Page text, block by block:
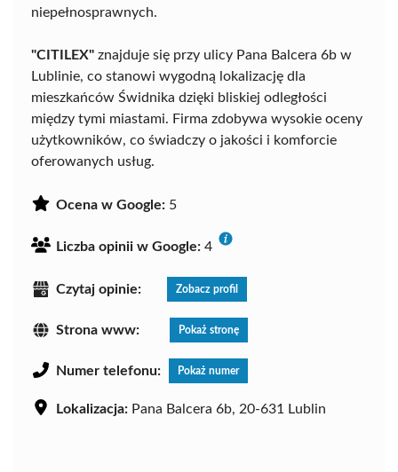
niepełnosprawnych.
"CITILEX" znajduje się przy ulicy Pana Balcera 6b w
Lublinie, co stanowi wygodną lokalizację dla
mieszkańców Świdnika dzięki bliskiej odległości
między tymi miastami. Firma zdobywa wysokie oceny
użytkowników, co świadczy o jakości i komforcie
oferowanych usług.
Ocena w Google: 5
Liczba opinii w Google: 4
Czytaj opinie: Zobacz profil
Strona www: Pokaż stronę
Numer telefonu: Pokaż numer
Lokalizacja: Pana Balcera 6b, 20-631 Lublin